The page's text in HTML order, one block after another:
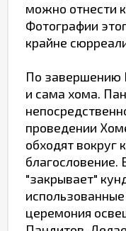
можно отнести
Фотографии
крайне
По завершению
и сама хома.
проведении
обходят вокруг
"закрывает"
церемония